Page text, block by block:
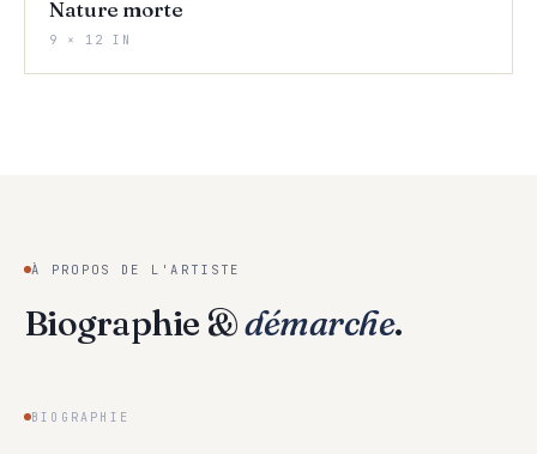
Nature morte
9 × 12 IN
À PROPOS DE L'ARTISTE
Biographie &démarche.
BIOGRAPHIE